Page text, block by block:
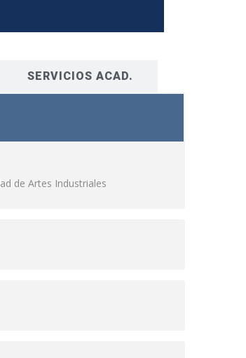
SERVICIOS ACAD.
de Artes Industriales